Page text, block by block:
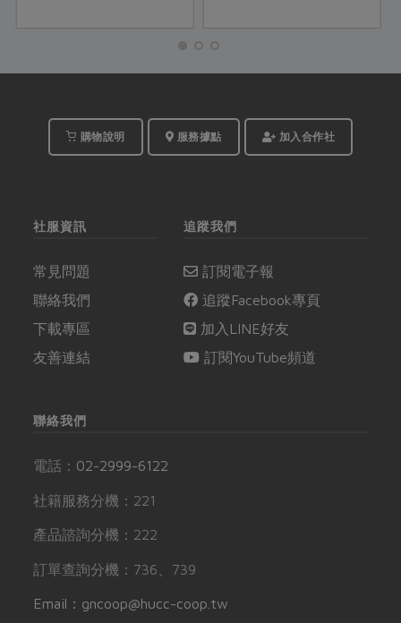
季清朗的日子裡，他們
化、季節旬味收納進餐
文化底蘊的內涵，並將
料理提升到待人接物的
念，變化出一道道清
菜、湯麵等料理，吃了
購物說明 服務據點 加入合作社
社服資訊
常見問題
聯絡我們
下載專區
友善連結
追蹤我們
訂閱電子報
追蹤Facebook專頁
加入LINE好友
訂閱YouTube頻道
聯絡我們
電話： 02-2999-6122
社籍服務分機：221
產品諮詢分機：222
訂單查詢分機：736、739
Email：gncoop@hucc-coop.tw